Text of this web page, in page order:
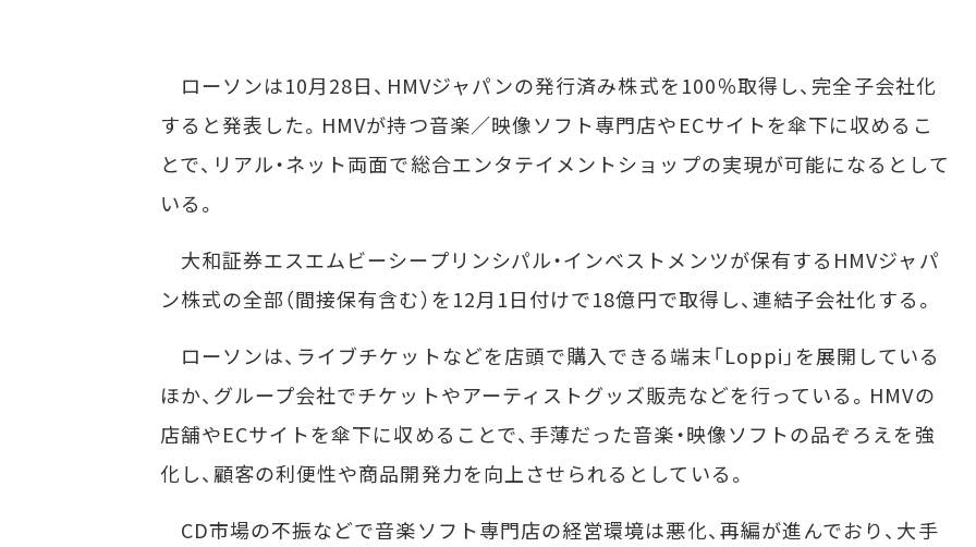
ローソンは10月28日、HMVジャパンの発行済み株式を100％取得し、完全子会社化
すると発表した。HMVが持つ音楽／映像ソフト専門店やECサイトを傘下に収めるこ
とで、リアル・ネット両面で総合エンタテイメントショップの実現が可能になるとして
いる。
大和証券エスエムビーシープリンシパル・インベストメンツが保有するHMVジャパ
ン株式の全部（間接保有含む）を12月1日付けで18億円で取得し、連結子会社化する。
ローソンは、ライブチケットなどを店頭で購入できる端末「Loppi」を展開している
ほか、グループ会社でチケットやアーティストグッズ販売などを行っている。HMVの
店舗やECサイトを傘下に収めることで、手薄だった音楽・映像ソフトの品ぞろえを強
化し、顧客の利便性や商品開発力を向上させられるとしている。
CD市場の不振などで音楽ソフト専門店の経営環境は悪化、再編が進んでおり、大手